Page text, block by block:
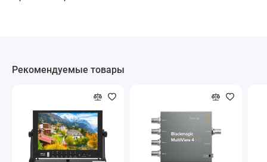
Рекомендуемые товары